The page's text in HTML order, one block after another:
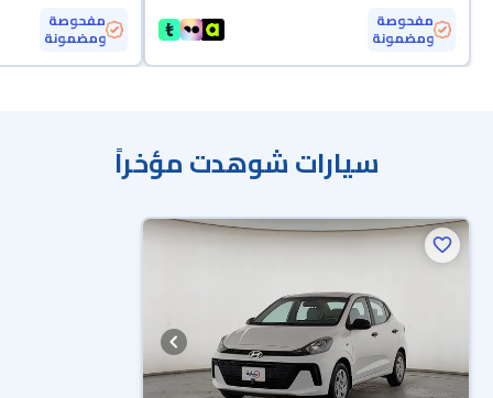
مفحوصة
ومضمونة
مفحوصة
ومضمونة
سيارات شوهدت مؤخراً